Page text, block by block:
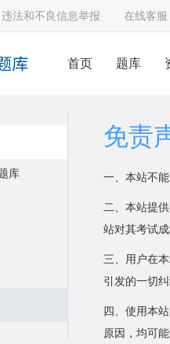
违法和不良信息举报 在线客服
首页 题库
库
免责
一、本站不
二、本站提
站对其考试
三、用户在
引发的一切
四、使用本
原因，均可